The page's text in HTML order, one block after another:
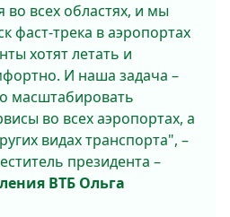
во всех областях, и мы
фаст-трека в аэропортах
хотят летать и
И наша задача –
масштабировать
во всех аэропортах, а
видах транспорта", –
президента –
ВТБ Ольга